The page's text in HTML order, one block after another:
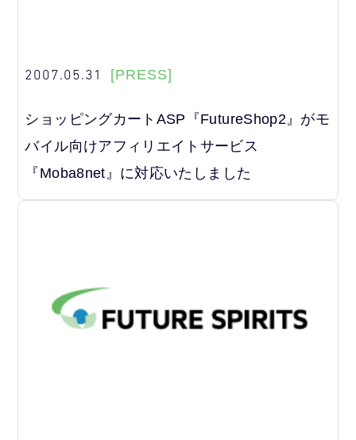
2007.05.31 [PRESS]
ショッピングカートASP『FutureShop2』がモ
バイル向けアフィリエイトサービス
『Moba8net』に対応いたしました